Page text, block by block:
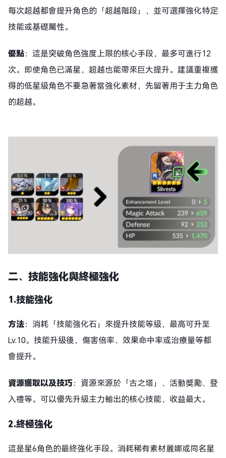
每次超越都會提升角色的「超越階段」，並可選擇強化特定
技能或基礎屬性。
優點：這是突破角色強度上限的核心手段，最多可進行12
次。即使角色已滿星，超越也能帶來巨大提升。建議重複獲
得的低星級角色不要急著當強化素材，先留著用于主力角色
的超越。
二、技能強化與終極強化
1.技能強化
方法：消耗「技能強化石」來提升技能等級，最高可升至
Lv.10。技能升級後，傷害倍率、效果命中率或治療量等都
會提升。
資源獲取以及技巧：資源來源於「古之塔」、活動獎勵、登
入禮等。可以優先升級主力輸出的核心技能，收益最大。
2.終極強化
這是星6角色的最終強化手段。消耗稀有素材麗娜或同名星